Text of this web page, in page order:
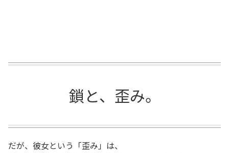
鎖と、歪み。
だが、彼女という「歪み」は、